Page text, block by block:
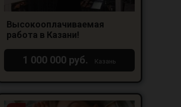
Высокооплачиваемая
работа в Казани!
1 000 000 руб. Казань